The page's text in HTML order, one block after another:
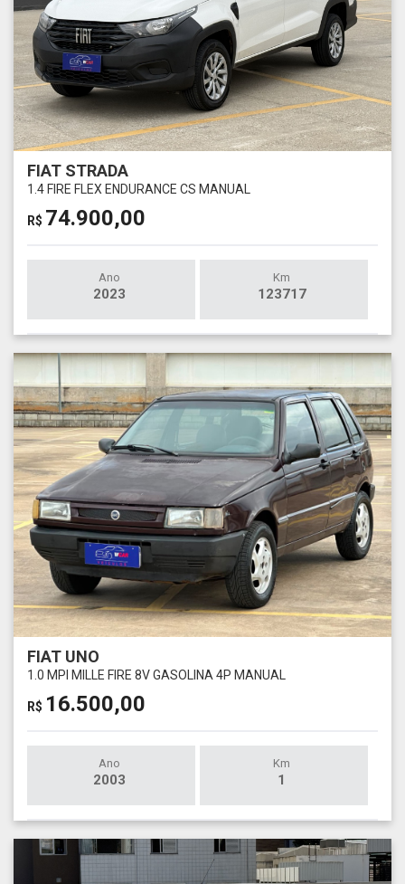
FIAT STRADA
1.4 FIRE FLEX ENDURANCE CS MANUAL
R$ 74.900,00
Ano
2023
Km
123717
FIAT UNO
1.0 MPI MILLE FIRE 8V GASOLINA 4P MANUAL
R$ 16.500,00
Ano
2003
Km
1